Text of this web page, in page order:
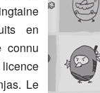
en
connu
Le